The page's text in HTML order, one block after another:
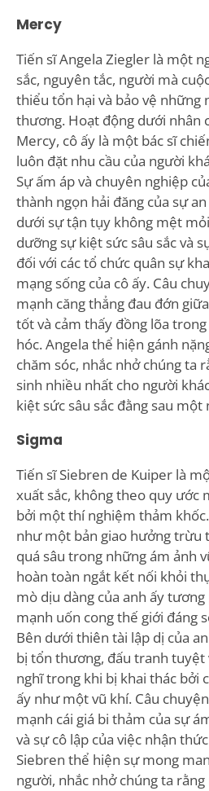
Mercy
Tiến sĩ Angela Ziegler là một
sắc, nguyên tắc, người mà
thiểu tổn hại và bảo vệ những
thương. Hoạt động dưới nhân
Mercy, cô ấy là một bác sĩ
luôn đặt nhu cầu của người
Sự ấm áp và chuyên nghiệp
thành ngọn hải đăng của sự
dưới sự tận tụy không mệt
dưỡng sự kiệt sức sâu sắc và
đối với các tổ chức quân sự
mạng sống của cô ấy. Câu
mạnh căng thẳng đau đớn
tốt và cảm thấy đồng lõa
hóc. Angela thể hiện gánh
chăm sóc, nhắc nhở chúng ta
sinh nhiều nhất cho người
kiệt sức sâu sắc đằng sau
Sigma
Tiến sĩ Siebren de Kuiper là
xuất sắc, không theo quy ước
bởi một thí nghiệm thảm
như một bản giao hưởng trừu
quá sâu trong những ám ảnh
hoàn toàn ngắt kết nối khỏi
mò dịu dàng của anh ấy
mạnh uốn cong thế giới đáng
Bên dưới thiên tài lập dị của
bị tổn thương, đấu tranh tuyệt
nghĩ trong khi bị khai thác bởi
ấy như một vũ khí. Câu
mạnh cái giá bi thảm của sự
và sự cô lập của việc nhận
Siebren thể hiện sự mong
người, nhắc nhở chúng ta